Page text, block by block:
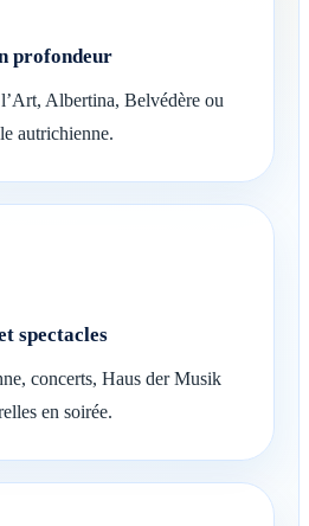
profondeur
Albertina, Belvédère ou
autrichienne.
spectacles
concerts, Haus der Musik
en soirée.